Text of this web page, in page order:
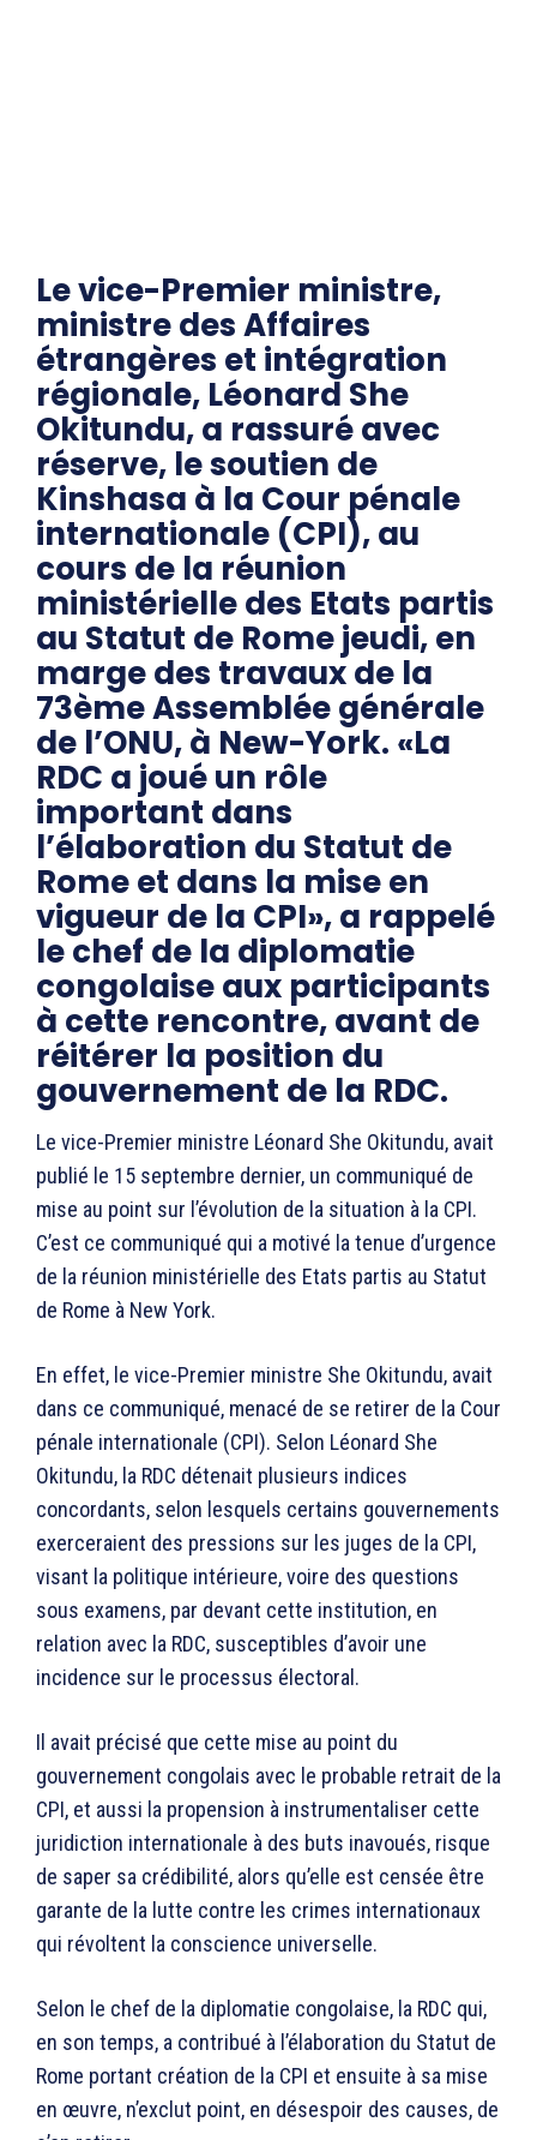
Le vice-Premier ministre,
ministre des Affaires
étrangères et intégration
régionale, Léonard She
Okitundu, a rassuré avec
réserve, le soutien de
Kinshasa à la Cour pénale
internationale (CPI), au
cours de la réunion
ministérielle des Etats partis
au Statut de Rome jeudi, en
marge des travaux de la
73ème Assemblée générale
de l’ONU, à New-York. «La
RDC a joué un rôle
important dans
l’élaboration du Statut de
Rome et dans la mise en
vigueur de la CPI», a rappelé
le chef de la diplomatie
congolaise aux participants
à cette rencontre, avant de
réitérer la position du
gouvernement de la RDC.
Le vice-Premier ministre Léonard She Okitundu, avait
publié le 15 septembre dernier, un communiqué de
mise au point sur l’évolution de la situation à la CPI.
C’est ce communiqué qui a motivé la tenue d’urgence
de la réunion ministérielle des Etats partis au Statut
de Rome à New York.
En effet, le vice-Premier ministre She Okitundu, avait
dans ce communiqué, menacé de se retirer de la Cour
pénale internationale (CPI). Selon Léonard She
Okitundu, la RDC détenait plusieurs indices
concordants, selon lesquels certains gouvernements
exerceraient des pressions sur les juges de la CPI,
visant la politique intérieure, voire des questions
sous examens, par devant cette institution, en
relation avec la RDC, susceptibles d’avoir une
incidence sur le processus électoral.
Il avait précisé que cette mise au point du
gouvernement congolais avec le probable retrait de la
CPI, et aussi la propension à instrumentaliser cette
juridiction internationale à des buts inavoués, risque
de saper sa crédibilité, alors qu’elle est censée être
garante de la lutte contre les crimes internationaux
qui révoltent la conscience universelle.
Selon le chef de la diplomatie congolaise, la RDC qui,
en son temps, a contribué à l’élaboration du Statut de
Rome portant création de la CPI et ensuite à sa mise
en œuvre, n’exclut point, en désespoir des causes, de